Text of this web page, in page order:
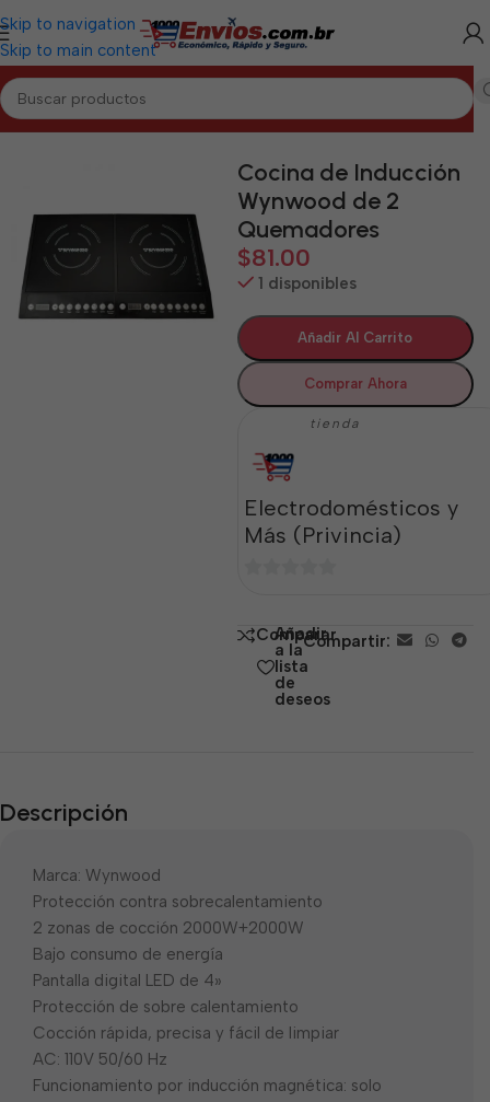
Skip to navigation
Skip to main content
Inicio/GRANMA/Electrodomésticos Granma
Cocina de Inducción
Wynwood de 2
Quemadores
$81.00
1 disponibles
Añadir Al Carrito
Comprar Ahora
tienda
Electrodomésticos y
Más (Privincia)
5 Comparar
Añadir
a la
lista
de
deseos
Compartir:
Descripción
Marca: Wynwood
Protección contra sobrecalentamiento
2 zonas de cocción 2000W+2000W
Bajo consumo de energía
Pantalla digital LED de 4»
Protección de sobre calentamiento
Cocción rápida, precisa y fácil de limpiar
AC: 110V 50/60 Hz
Funcionamiento por inducción magnética: solo